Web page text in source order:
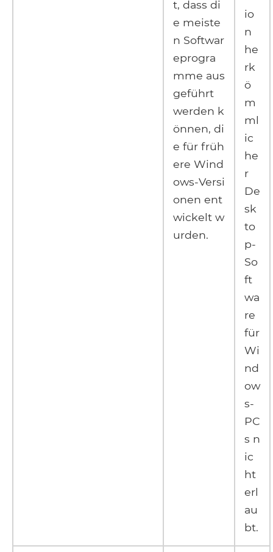
t, dass di
e meiste
n Softwar
eprogra
mme aus
geführt
werden k
önnen, di
e für früh
ere Wind
ows-Versi
onen ent
wickelt w
urden.
io
n
he
rk
ö
m
ml
ic
he
r
De
sk
to
p-
So
ft
wa
re
für
Wi
nd
ow
s-
PC
s n
ic
ht
erl
au
bt.